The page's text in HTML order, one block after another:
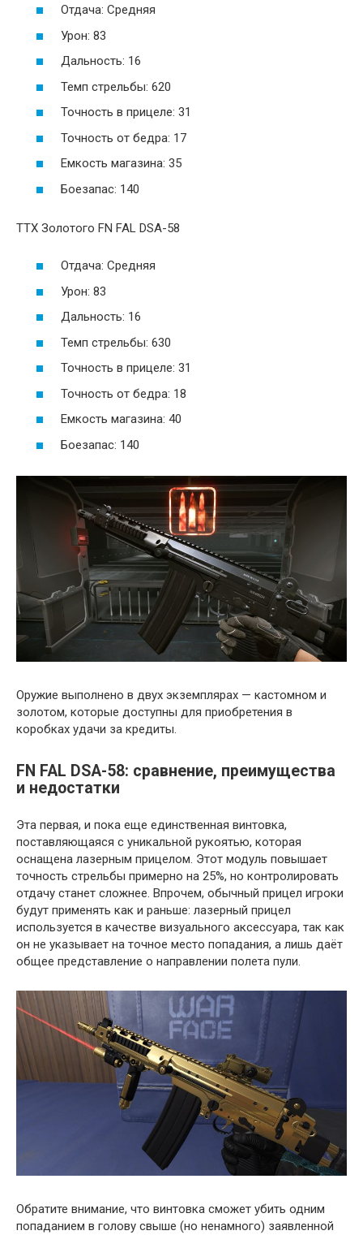
Отдача: Средняя
Урон: 83
Дальность: 16
Темп стрельбы: 620
Точность в прицеле: 31
Точность от бедра: 17
Емкость магазина: 35
Боезапас: 140
ТТХ Золотого FN FAL DSA-58
Отдача: Средняя
Урон: 83
Дальность: 16
Темп стрельбы: 630
Точность в прицеле: 31
Точность от бедра: 18
Емкость магазина: 40
Боезапас: 140
Оружие выполнено в двух экземплярах — кастомном и
золотом, которые доступны для приобретения в
коробках удачи за кредиты.
FN FAL DSA-58: сравнение, преимущества
и недостатки
Эта первая, и пока еще единственная винтовка,
поставляющаяся с уникальной рукоятью, которая
оснащена лазерным прицелом. Этот модуль повышает
точность стрельбы примерно на 25%, но контролировать
отдачу станет сложнее. Впрочем, обычный прицел игроки
будут применять как и раньше: лазерный прицел
используется в качестве визуального аксессуара, так как
он не указывает на точное место попадания, а лишь даёт
общее представление о направлении полета пули.
Обратите внимание, что винтовка сможет убить одним
попаданием в голову свыше (но ненамного) заявленной